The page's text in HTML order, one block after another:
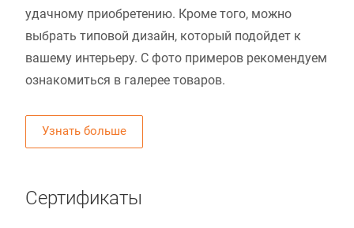
удачному приобретению. Кроме того, можно
выбрать типовой дизайн, который подойдет к
вашему интерьеру. С фото примеров рекомендуем
ознакомиться в галерее товаров.
Узнать больше
Сертификаты